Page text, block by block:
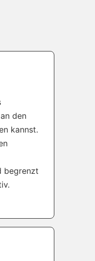
den
kannst.
begrenzt